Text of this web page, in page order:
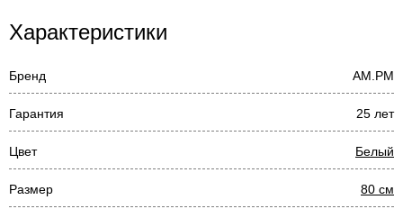
Характеристики
Бренд AM.PM
Гарантия 25 лет
Цвет Белый
Размер 80 см